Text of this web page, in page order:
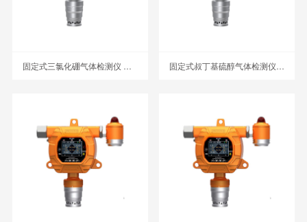
固定式三氯化硼气体检测仪 MIC-500S-BCL3 固定式叔丁基硫醇气体检测仪 MIC-500S-TBM